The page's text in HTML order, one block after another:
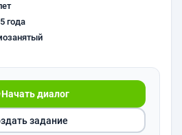
года
Начать диалог
задание